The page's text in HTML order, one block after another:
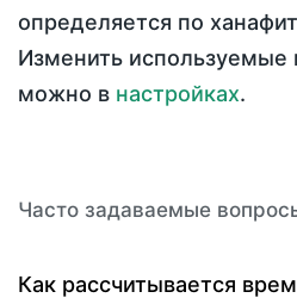
определяется по
Изменить используемые
можно в настройках.
Часто задаваемые
Как рассчитывается